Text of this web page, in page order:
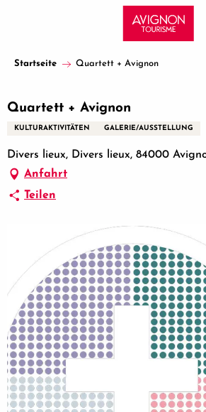
principal
Startseite Quartett + Avignon
Quartett + Avignon
KULTURAKTIVITÄTEN GALERIE/AUSSTELLUNG
Divers lieux, Divers lieux, 84000
Anfahrt
Teilen